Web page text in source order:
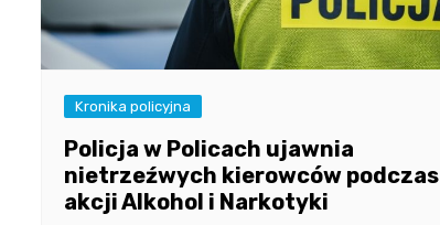
Kronika policyjna
Policja w Policach ujawnia
nietrzeźwych kierowców podczas
akcji Alkohol i Narkotyki